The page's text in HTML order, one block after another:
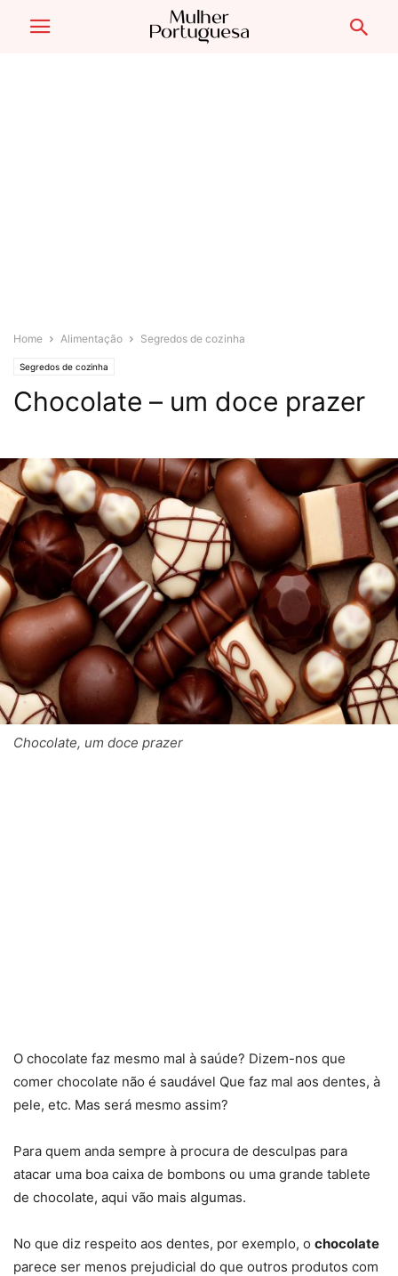
Home Alimentação Segredos de cozinha
Segredos de cozinha
Chocolate – um doce prazer
Chocolate, um doce prazer
O chocolate faz mesmo mal à saúde? Dizem-nos que
comer chocolate não é saudável Que faz mal aos dentes, à
pele, etc. Mas será mesmo assim?
Para quem anda sempre à procura de desculpas para
atacar uma boa caixa de bombons ou uma grande tablete
de chocolate, aqui vão mais algumas.
No que diz respeito aos dentes, por exemplo, o chocolate
parece ser menos prejudicial do que outros produtos com